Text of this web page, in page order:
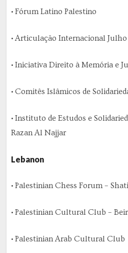
• Fórum Latino Palestino
• Articulação Internacional
• Iniciativa Direito à Memória e
• Comitês Islâmicos de
• Instituto de Estudos e
Razan Al Najjar
Lebanon
• Palestinian Chess Forum –
• Palestinian Cultural Club –
• Palestinian Arab Cultural Club